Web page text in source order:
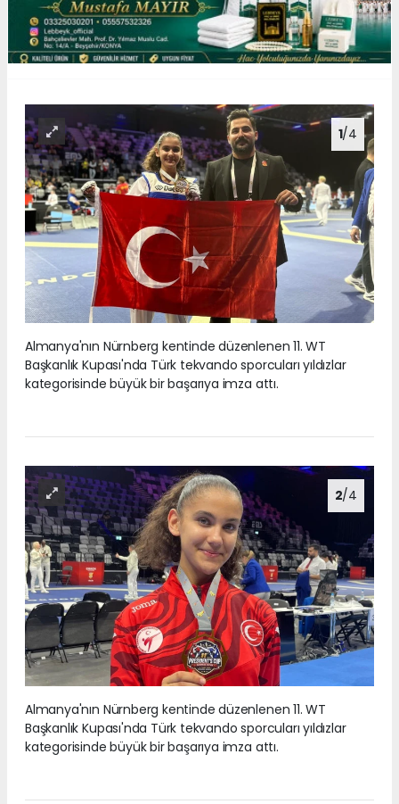
1/4
Almanya'nın Nürnberg kentinde düzenlenen 11. WT
Başkanlık Kupası'nda Türk tekvando sporcuları yıldızlar
kategorisinde büyük bir başarıya imza attı.
2/4
Almanya'nın Nürnberg kentinde düzenlenen 11. WT
Başkanlık Kupası'nda Türk tekvando sporcuları yıldızlar
kategorisinde büyük bir başarıya imza attı.